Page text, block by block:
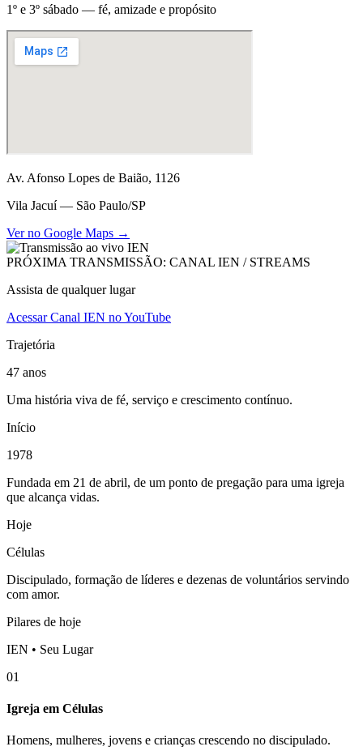
1º e 3º sábado — fé, amizade e propósito
Av. Afonso Lopes de Baião, 1126
Vila Jacuí — São Paulo/SP
Ver no Google Maps →
PRÓXIMA TRANSMISSÃO: CANAL IEN / STREAMS
Assista de qualquer lugar
Acessar Canal IEN no YouTube
Trajetória
47 anos
Uma história viva de fé, serviço e crescimento contínuo.
Início
1978
Fundada em 21 de abril, de um ponto de pregação para uma igreja
que alcança vidas.
Hoje
Células
Discipulado, formação de líderes e dezenas de voluntários servindo
com amor.
Pilares de hoje
IEN • Seu Lugar
01
Igreja em Células
Homens, mulheres, jovens e crianças crescendo no discipulado.